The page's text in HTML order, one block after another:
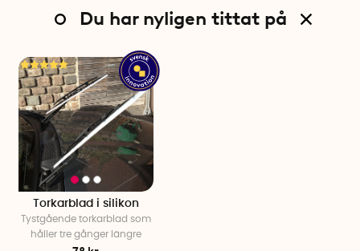
Du har nyligen tittat på
Torkarblad i silikon
Tystgående torkarblad som
håller tre gånger längre